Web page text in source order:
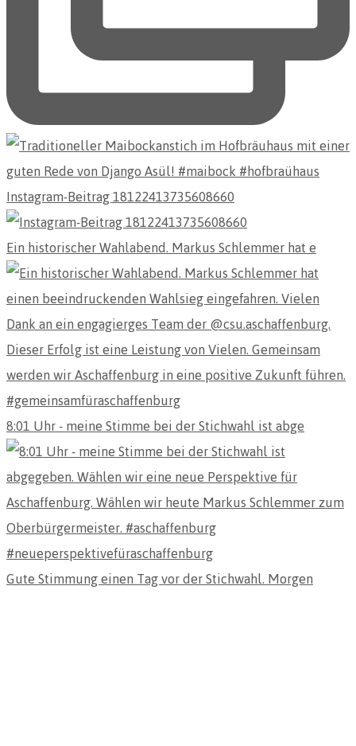
Instagram-Beitrag 18122413735608660
Ein historischer Wahlabend. Markus Schlemmer hat e
8:01 Uhr - meine Stimme bei der Stichwahl ist abge
Gute Stimmung einen Tag vor der Stichwahl. Morgen